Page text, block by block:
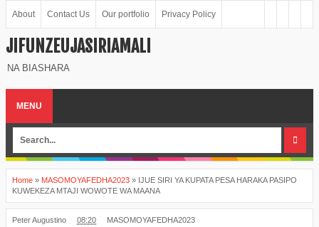
About Contact Us Our portfolio Privacy Policy
JIFUNZEUJASIRIAMALI
NA BIASHARA
MENU
Home » MASOMOYAFEDHA2023 » IJUE SIRI YA KUPATA PESA HARAKA PASIPO
KUWEKEZA MTAJI WOWOTE WA MAANA
Peter Augustino 08:20 MASOMOYAFEDHA2023